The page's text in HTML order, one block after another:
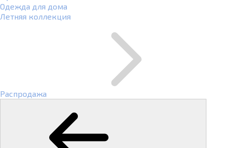
Одежда для дома
Летняя коллекция
Распродажа